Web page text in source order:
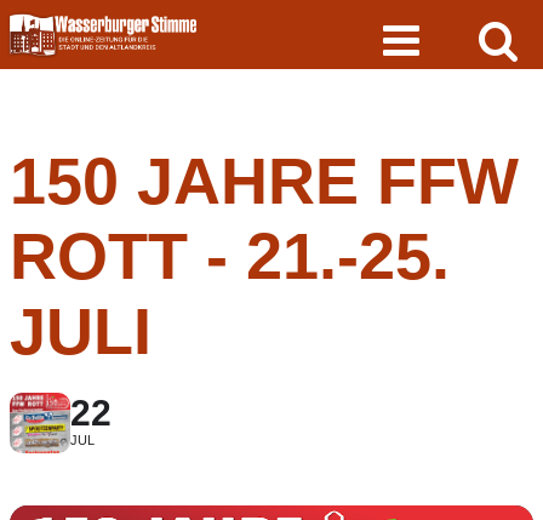
Skip
to
content
150 JAHRE FFW
ROTT - 21.-25.
JULI
22
JUL